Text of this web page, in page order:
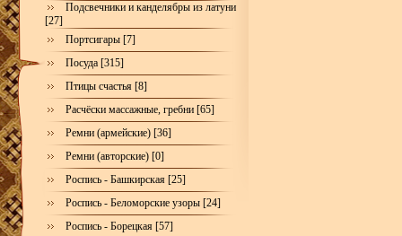
Подсвечники и канделябры из латуни
[27]
Портсигары [7]
Посуда [315]
Птицы счастья [8]
Расчёски массажные, гребни [65]
Ремни (армейские) [36]
Ремни (авторские) [0]
Роспись - Башкирская [25]
Роспись - Беломорские узоры [24]
Роспись - Борецкая [57]